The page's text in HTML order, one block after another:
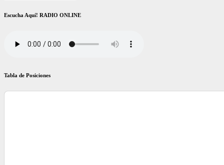
Escucha Aquí! RADIO ONLINE
Tabla de Posiciones